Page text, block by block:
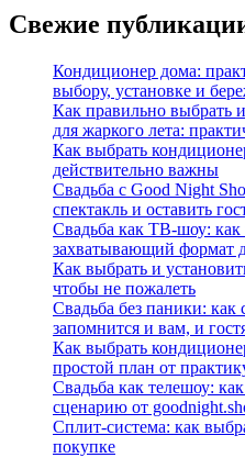
Свежие
Кондиционер дома:
выбору, установке и
Как правильно выбрать
для жаркого лета:
Как выбрать
действительно важны
Свадьба с Good Night
спектакль и оставить
Свадьба как ТВ‑шоу: как
захватывающий формат
Как выбрать и
чтобы не пожалеть
Свадьба без паники: как
запомнится и вам, и
Как выбрать
простой план от
Свадьба как телешоу:
сценарию от
Сплит-система: как
покупке